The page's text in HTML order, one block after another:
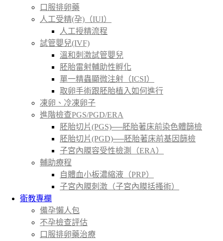
口服排卵藥
人工受精(孕)（IUI）
人工授精流程
試管嬰兒(IVF)
溫和刺激試管嬰兒
胚胎雷射輔助性孵化
單一精蟲顯微注射（ICSI）
取卵手術跟胚胎植入如何進行
凍卵、冷凍卵子
進階檢查PGS/PGD/ERA
胚胎切片(PGS)──胚胎著床前染色體篩檢
胚胎切片(PGD)──胚胎著床前基因篩檢
子宮內膜容受性檢測（ERA）
輔助療程
自體血小板濃縮液（PRP）
子宮內膜刺激（子宮內膜括搔術）
衛教專欄
備孕懶人包
不孕檢查評估
口服排卵藥治療